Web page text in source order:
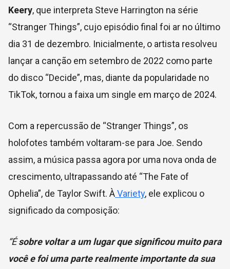
Keery, que interpreta Steve Harrington na série
“Stranger Things”, cujo episódio final foi ar no último
dia 31 de dezembro. Inicialmente, o artista resolveu
lançar a canção em setembro de 2022 como parte
do disco “Decide”, mas, diante da popularidade no
TikTok, tornou a faixa um single em março de 2024.
Com a repercussão de “Stranger Things”, os
holofotes também voltaram-se para Joe. Sendo
assim, a música passa agora por uma nova onda de
crescimento, ultrapassando até “The Fate of
Ophelia”, de Taylor Swift. ÀVariety, ele explicou o
significado da composição:
“Ésobre voltar a um lugar que significou muito para
você e foi uma parte realmente importante da sua